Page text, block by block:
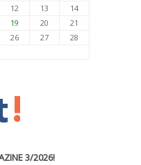
12 13
14
19 20
21
26 27
28
3/2026!